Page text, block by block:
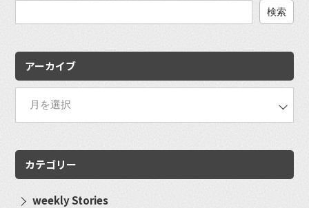
アーカイブ
カテゴリー
weekly Stories